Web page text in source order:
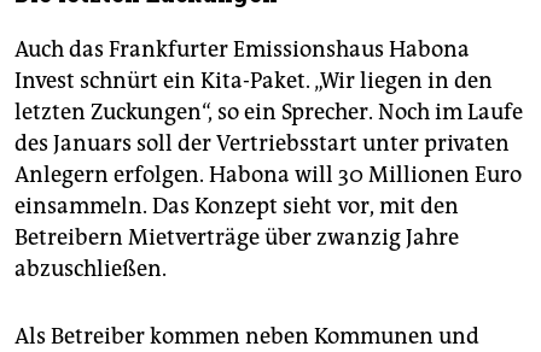
Auch das Frankfurter Emissionshaus Habona
Invest schnürt ein Kita-Paket. „Wir liegen in den
letzten Zuckungen“, so ein Sprecher. Noch im Laufe
des Januars soll der Vertriebsstart unter privaten
Anlegern erfolgen. Habona will 30 Millionen Euro
einsammeln. Das Konzept sieht vor, mit den
Betreibern Mietverträge über zwanzig Jahre
abzuschließen.
Als Betreiber kommen neben Kommunen und